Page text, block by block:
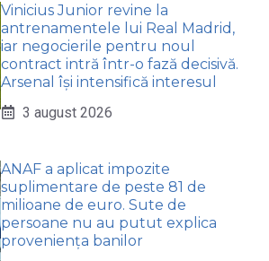
Vinicius Junior revine la
antrenamentele lui Real Madrid,
iar negocierile pentru noul
contract intră într-o fază decisivă.
Arsenal își intensifică interesul
3 august 2026
ANAF a aplicat impozite
suplimentare de peste 81 de
milioane de euro. Sute de
persoane nu au putut explica
proveniența banilor